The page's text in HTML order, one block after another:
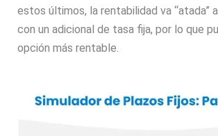
estos últimos, la rentabilidad va “atada”
con un adicional de tasa fija, por lo que
opción más rentable.